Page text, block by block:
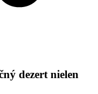
dezert nielen